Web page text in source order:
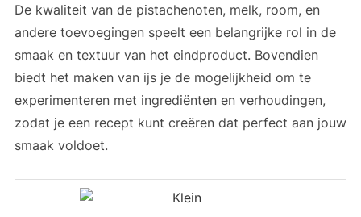
De kwaliteit van de pistachenoten, melk, room, en
andere toevoegingen speelt een belangrijke rol in de
smaak en textuur van het eindproduct. Bovendien
biedt het maken van ijs je de mogelijkheid om te
experimenteren met ingrediënten en verhoudingen,
zodat je een recept kunt creëren dat perfect aan jouw
smaak voldoet.